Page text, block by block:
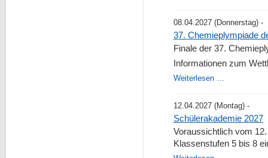
Mathematik-
Olympiade
in
Brandenburg
08.04.2027 (Donnerstag) -
37. Chemieplympiade
Finale der 37.
Informationen zum
Weiterlesen …
des
Landes
Brandenburg
-
Finale
12.04.2027 (Montag) -
Schülerakademie 2027
Voraussichtlich vom
Klassenstufen 5 bis 8